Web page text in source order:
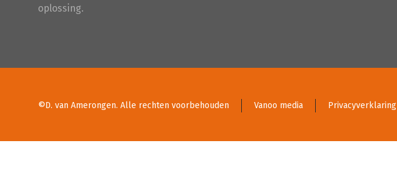
oplossing.
©D. van Amerongen. Alle rechten voorbehouden Vanoo media Privacyverklaring